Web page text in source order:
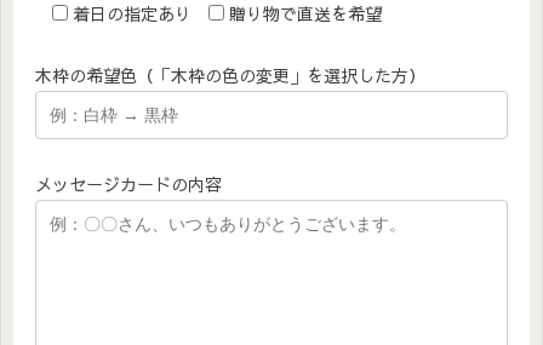
着日の指定あり
贈り物で直送を希望
木枠の希望色（「木枠の色の変更」を選択した方）
メッセージカードの内容